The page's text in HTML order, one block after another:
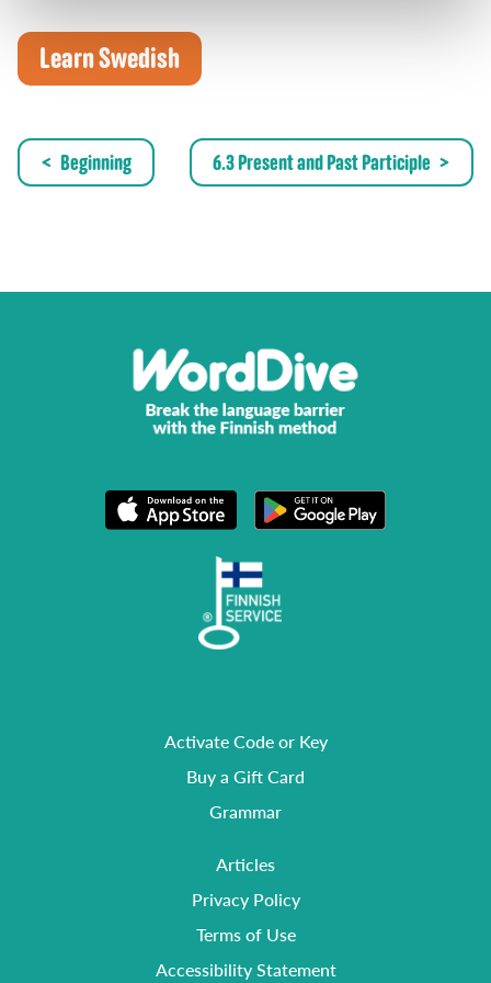
Learn Swedish
Beginning 6.3 Present and Past Participle
Activate Code or Key
Buy a Gift Card
Grammar
Articles
Privacy Policy
Terms of Use
Accessibility Statement